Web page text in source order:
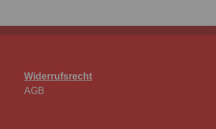
Widerrufsrecht
AGB